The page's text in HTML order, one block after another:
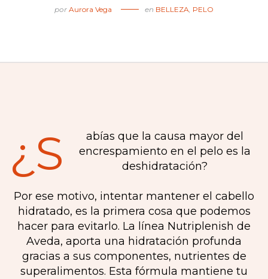
por Aurora Vega en BELLEZA, PELO
¿S
abías que la causa mayor del
encrespamiento en el pelo es la
deshidratación?
Por ese motivo, intentar mantener el cabello
hidratado, es la primera cosa que podemos
hacer para evitarlo. La línea Nutriplenish de
Aveda, aporta una hidratación profunda
gracias a sus componentes, nutrientes de
superalimentos. Esta fórmula mantiene tu